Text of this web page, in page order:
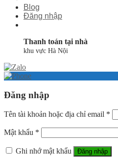
Blog
Đăng nhập
Thanh toán tại nhà
khu vực Hà Nội
Đăng nhập
Tên tài khoản hoặc địa chỉ email *
Mật khẩu *
Ghi nhớ mật khẩu Đăng nhập